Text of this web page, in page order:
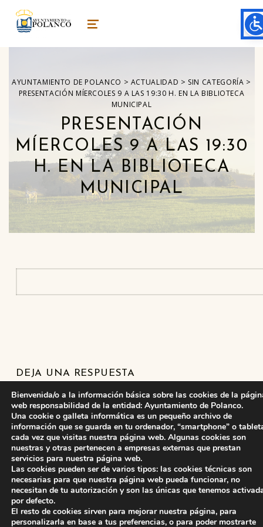
ayuntamiento de polanco
AYUNTAMIENTO DE POLANCO MENU
AYUNTAMIENTO DE POLANCO > ACTUALIDAD > SIN CATEGORÍA >
PRESENTACIÓN MÍERCOLES 9 A LAS 19:30 H. EN LA BIBLIOTECA
MUNICIPAL
PRESENTACIÓN
MÍERCOLES 9 A LAS 19:30
H. EN LA BIBLIOTECA
MUNICIPAL
Skip back to main navigation
DEJA UNA RESPUESTA
Lo siento, debes estarconectadopara publicar un
comentario.
Bienvenida/o a la información básica sobre las cookies de la
web responsabilidad de la entidad: Ayuntamiento de Polanco.
Una cookie o galleta informática es un pequeño archivo de
información que se guarda en tu ordenador, “smartphone” o
cada vez que visitas nuestra página web. Algunas cookies son
nuestras y otras pertenecen a empresas externas que prestan
servicios para nuestra página web.
Las cookies pueden ser de varios tipos: las cookies técnicas son
necesarias para que nuestra página web pueda funcionar, no
necesitan de tu autorización y son las únicas que tenemos
por defecto.
El resto de cookies sirven para mejorar nuestra página, para
personalizarla en base a tus preferencias, o para poder mostrarte